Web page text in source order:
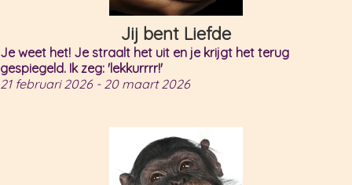
Jij bent Liefde
Je weet het! Je straalt het uit en je krijgt het terug
gespiegeld. Ik zeg: 'lekkurrrr!'
21 februari 2026 - 20 maart 2026